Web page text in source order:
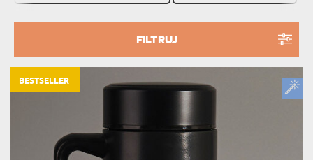
FILTRUJ
BESTSELLER